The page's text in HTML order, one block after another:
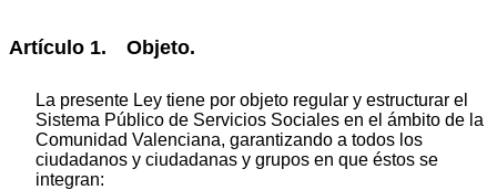
Artículo 1. Objeto.
La presente Ley tiene por objeto regular y estructurar el
Sistema Público de Servicios Sociales en el ámbito de la
Comunidad Valenciana, garantizando a todos los
ciudadanos y ciudadanas y grupos en que éstos se
integran: